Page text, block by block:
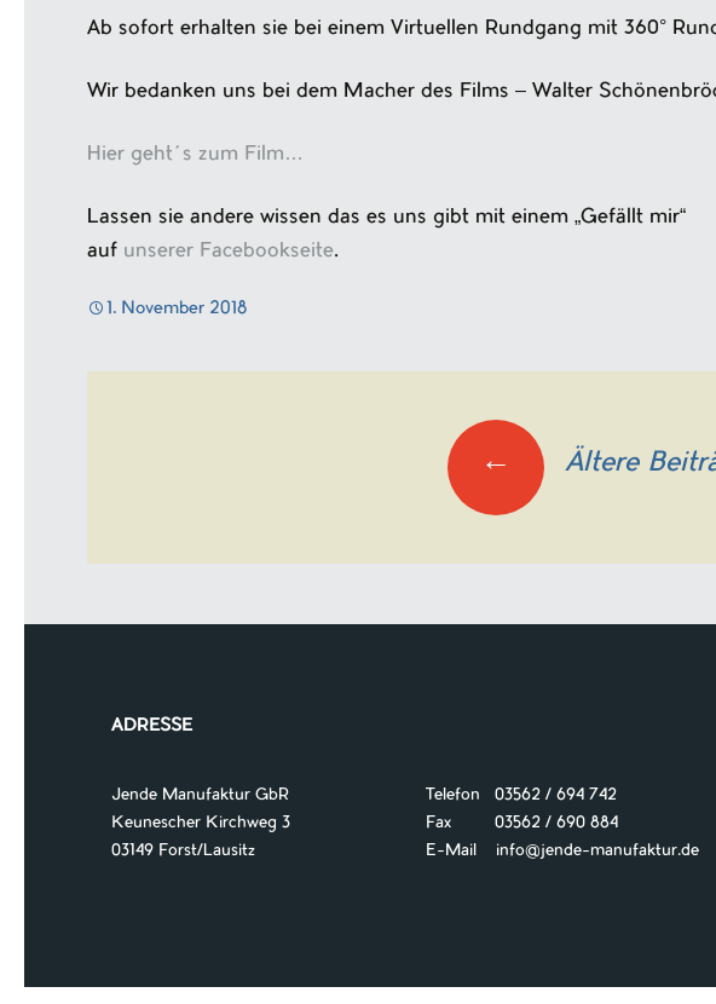
Ab sofort erhalten sie bei einem Virtuellen Rundgang mit 360°
Wir bedanken uns bei dem Macher des Films – Walter
Hier geht´s zum Film…
Lassen sie andere wissen das es uns gibt mit einem „Gefällt mir“
auf unserer Facebookseite.
1. November 2018
← Ältere
ADRESSE
Jende Manufaktur GbR
Keunescher Kirchweg 3
03149 Forst/Lausitz
Telefon 03562 / 694 742
Fax 03562 / 690 884
E-Mail
info@jende-manufaktur.de